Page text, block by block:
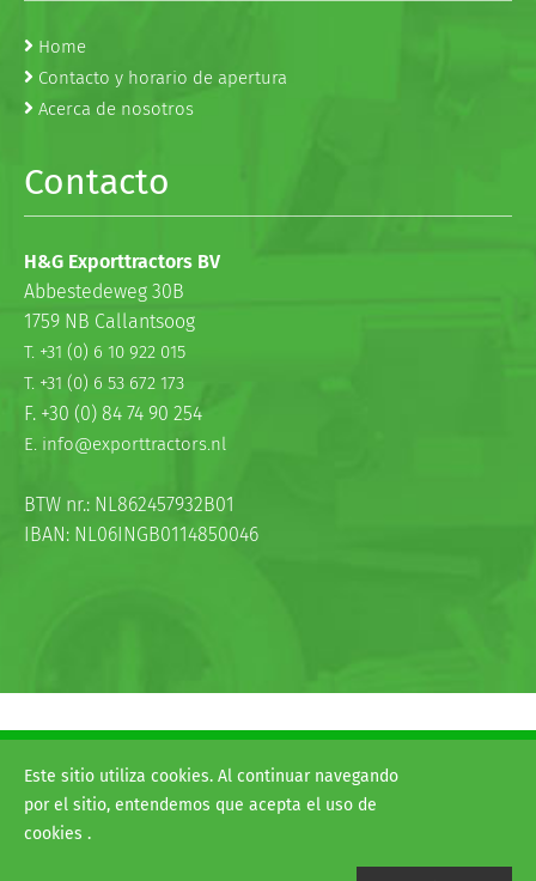
Home
Contacto y horario de apertura
Acerca de nosotros
Contacto
H&G Exporttractors BV
Abbestedeweg 30B
1759 NB Callantsoog
T. +31 (0) 6 10 922 015
T. +31 (0) 6 53 672 173
F. +30 (0) 84 74 90 254
E. info@exporttractors.nl
BTW nr.: NL862457932B01
IBAN: NL06INGB0114850046
© 2026
H&G exporttractors
Términos y condiciones
Este sitio utiliza cookies. Al continuar navegando
por el sitio, entendemos que acepta el uso de
cookies .